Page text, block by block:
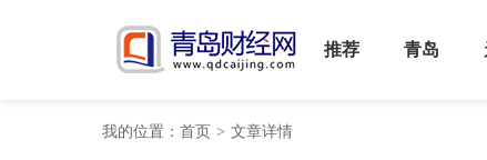
推荐 青岛
我的位置： 首页 > 文章详情